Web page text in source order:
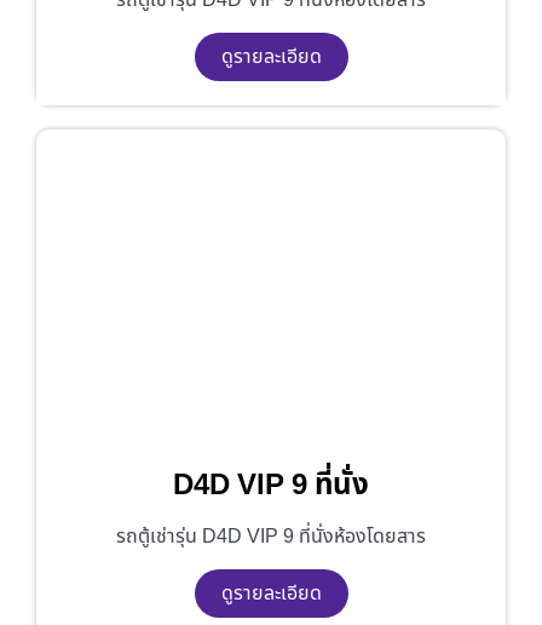
ดูรายละเอียด
D4D VIP 9 ที่นั่ง
รถตู้เช่ารุ่น D4D VIP 9 ที่นั่งห้องโดยสาร
ดูรายละเอียด